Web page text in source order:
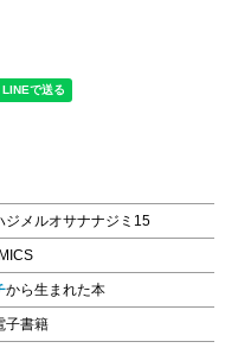
ジメルオサナナジミ15
から生まれた本
子書籍